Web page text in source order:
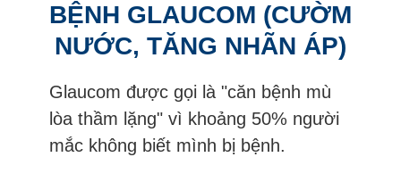
BỆNH GLAUCOM (CƯỜM
NƯỚC, TĂNG NHÃN ÁP)
Glaucom được gọi là "căn bệnh mù
lòa thầm lặng" vì khoảng 50% người
mắc không biết mình bị bệnh.